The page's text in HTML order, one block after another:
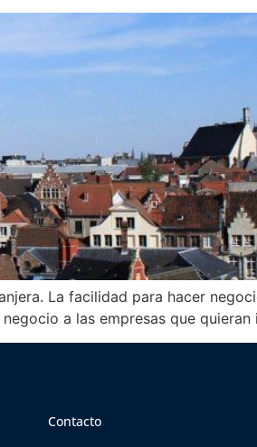
La facilidad para hacer
a las empresas que quieran
Contacto